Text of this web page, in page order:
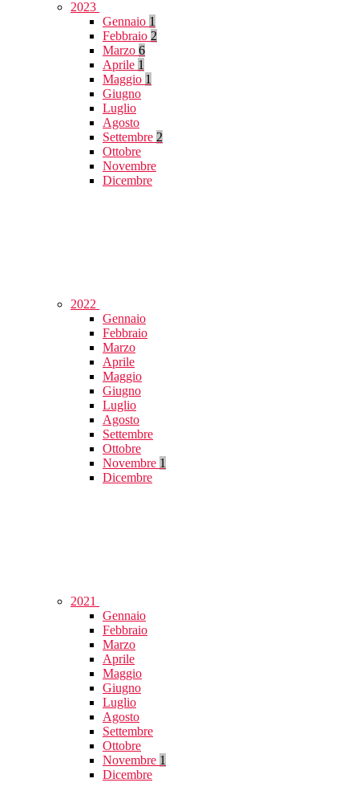
2023
Gennaio 1
Febbraio 2
Marzo 6
Aprile 1
Maggio 1
Giugno
Luglio
Agosto
Settembre 2
Ottobre
Novembre
Dicembre
2022
Gennaio
Febbraio
Marzo
Aprile
Maggio
Giugno
Luglio
Agosto
Settembre
Ottobre
Novembre 1
Dicembre
2021
Gennaio
Febbraio
Marzo
Aprile
Maggio
Giugno
Luglio
Agosto
Settembre
Ottobre
Novembre 1
Dicembre